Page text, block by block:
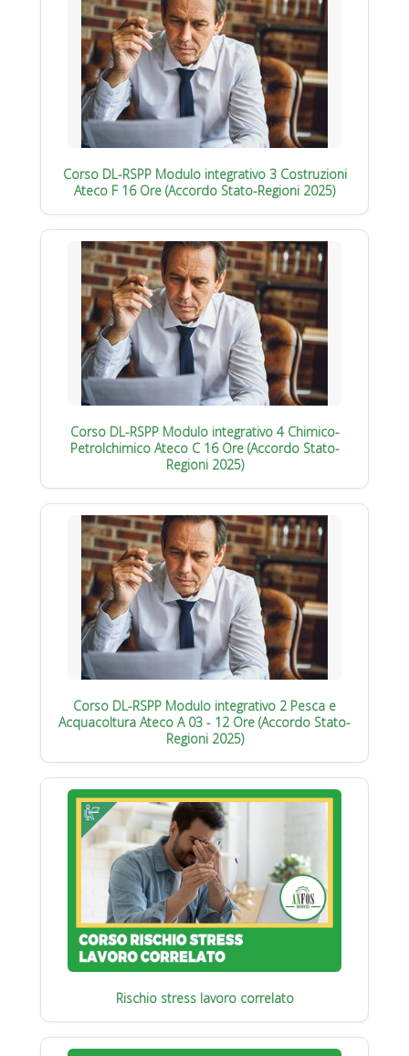
Corso DL-RSPP Modulo integrativo 3 Costruzioni
Ateco F 16 Ore (Accordo Stato-Regioni 2025)
Corso DL-RSPP Modulo integrativo 4 Chimico-
Petrolchimico Ateco C 16 Ore (Accordo Stato-
Regioni 2025)
Corso DL-RSPP Modulo integrativo 2 Pesca e
Acquacoltura Ateco A 03 - 12 Ore (Accordo Stato-
Regioni 2025)
Rischio stress lavoro correlato